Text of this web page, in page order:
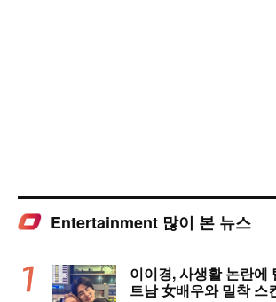
Entertainment 많이 본 뉴스
이이경, 사생활 논란에
트남 女배우와 밀착 스